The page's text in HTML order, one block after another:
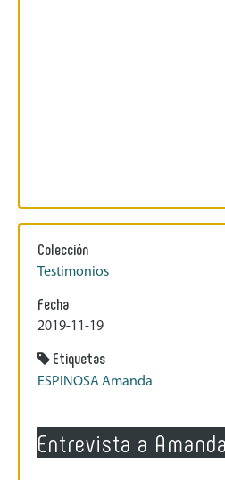
Colección
Testimonios
Fecha
2019-11-19
Etiquetas
ESPINOSA Amanda
Entrevista a